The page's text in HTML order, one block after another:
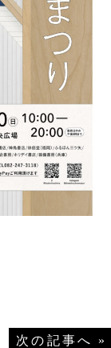
次の記事へ »